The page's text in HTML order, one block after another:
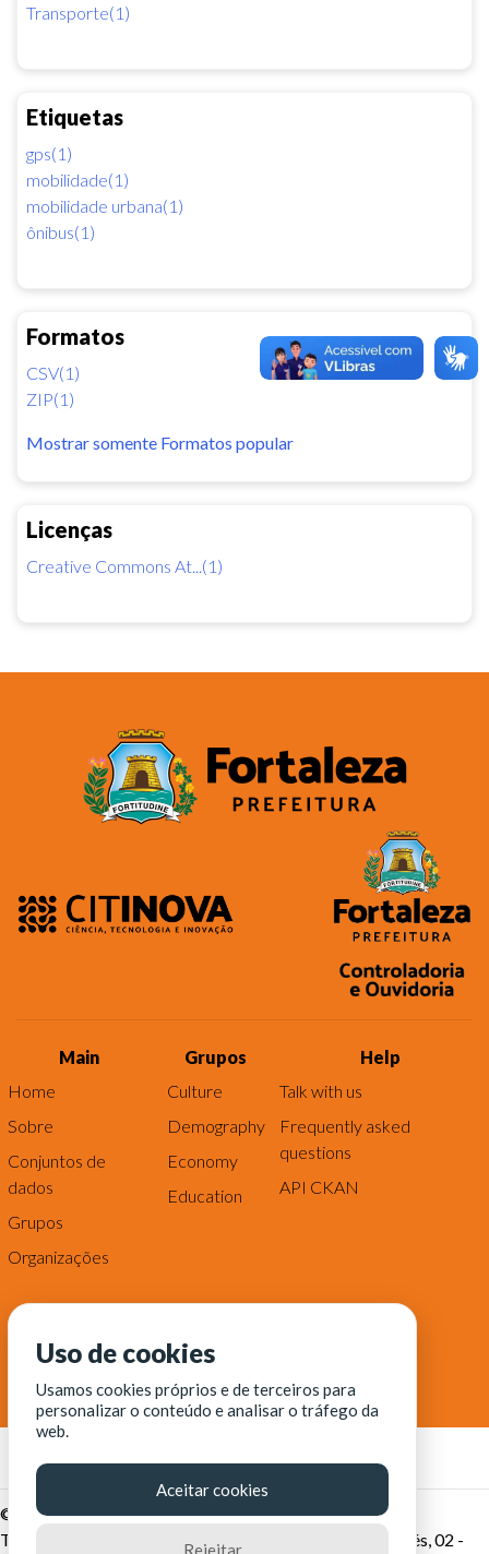
Transporte(1)
Etiquetas
gps(1)
mobilidade(1)
mobilidade urbana(1)
ônibus(1)
Formatos
CSV(1)
ZIP(1)
Mostrar somente Formatos popular
Licenças
Creative Commons At...(1)
Main
Home
Sobre
Conjuntos de
dados
Grupos
Organizações
Grupos
Culture
Demography
Economy
Education
Help
Talk with us
Frequently asked
questions
API CKAN
© Fortaleza Digital || CITINOVA - Fundação de Ciência,
Tecnologia e Inovação de Fortaleza - Rua dos Tremembés, 02 -
Uso de cookies
Usamos cookies próprios e de terceiros para
personalizar o conteúdo e analisar o tráfego da
web.
Aceitar cookies
Rejeitar